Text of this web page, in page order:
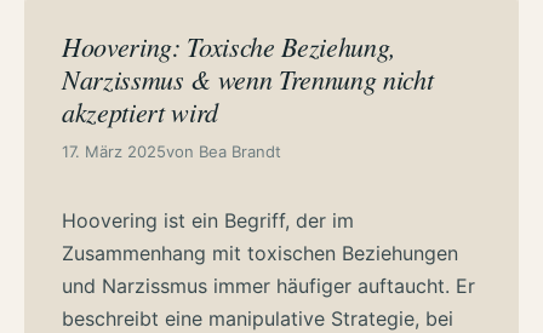
Hoovering: Toxische Beziehung,
Narzissmus & wenn Trennung nicht
akzeptiert wird
17. März 2025von Bea Brandt
Hoovering ist ein Begriff, der im
Zusammenhang mit toxischen Beziehungen
und Narzissmus immer häufiger auftaucht. Er
beschreibt eine manipulative Strategie, bei